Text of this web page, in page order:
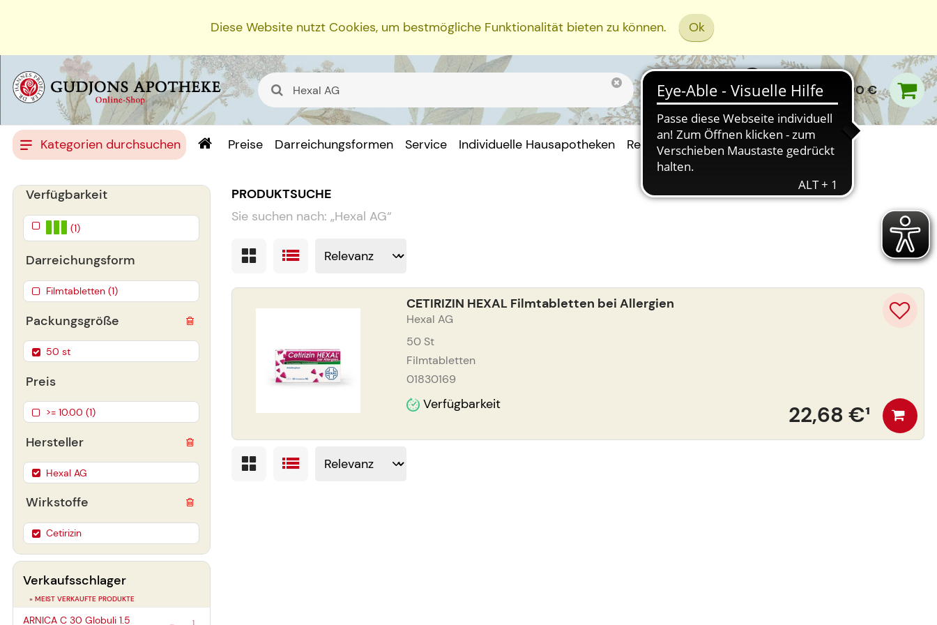
Diese Website nutzt Cookies, um bestmögliche Funktionalität bieten zu können. Ok
0,00 €
Kategorien durchsuchen Preise Darreichungsformen Service Individuelle Hausapotheken Rezept Einreichen
PRODUKTSUCHE
Sie suchen nach: „Hexal AG“
CETIRIZIN HEXAL Filmtabletten bei Allergien
Hexal AG
50 St
Filmtabletten
01830169
Verfügbarkeit 22,68 €¹
Verfügbarkeit
(1)
Darreichungsform
Filmtabletten (1)
Packungsgröße
50 st
Preis
>= 10.00 (1)
Hersteller
Hexal AG
Wirkstoffe
Cetirizin
Verkaufsschlager
» MEIST VERKAUFTE PRODUKTE
ARNICA C 30 Globuli1.5 1